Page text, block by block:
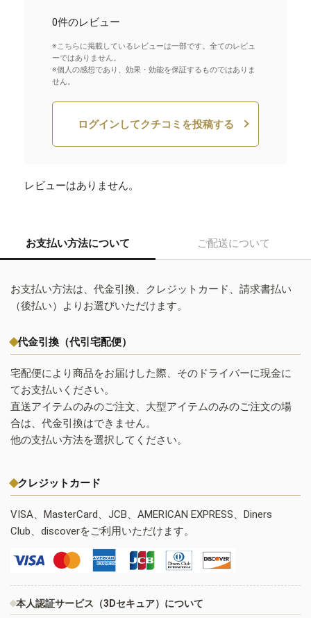
0件のレビュー
※こちらに掲載しているレビューは一部です。全てのレビュ
ーではありません。
※個人の感想であり、効果・効能を保証するものではありま
せん。
ログインしてクチコミを投稿する
レビューはありません。
お支払い方法について ご配送について
お支払い方法は、代金引換、クレジットカード、請求書払い
（後払い）よりお選びいただけます。
代金引換（代引宅配便）
宅配便により商品をお届けした際、そのドライバーに現金に
てお支払いください。
直送アイテムのみのご注文、大型アイテムのみのご注文の場
合は、代金引換はできません。
他の支払い方法を選択してください。
クレジットカード
VISA、MasterCard、JCB、AMERICAN EXPRESS、Diners
Club、discoverをご利用いただけます。
本人認証サービス（3Dセキュア）について